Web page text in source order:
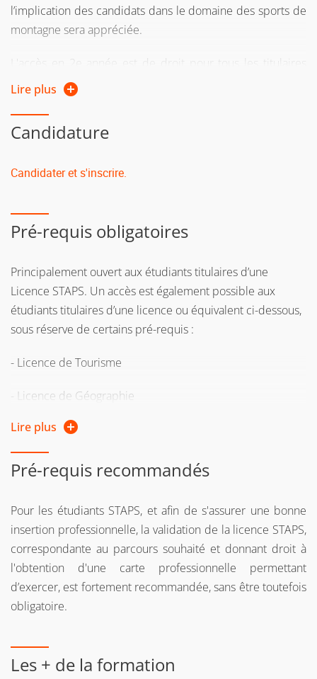
l’implication des candidats dans le domaine des sports de
montagne sera appréciée.
L'accès en 2e année est de droit pour tous les titulaires
d'un master 1re année de la même mention à l'UGA.
Public formation continue : Vous relevez de la formation
continue :
si vous reprenez vos études après 2 ans d'interruption
ou si vous suiviez une formation sous le régime
formation continue l’une des 2 années précédentes
indépendant
Si vous n'avez pas le diplôme requis pour intégrer la
formation,vous pouvez entreprendre une démarche
(VAPP)
Pour plus d'informations, consultez la page web de la
Lire plus
Candidature
Candidater et s'inscrire.
Pré-requis obligatoires
Principalement ouvert aux étudiants titulaires d’une
Licence STAPS. Un accès est également possible aux
étudiants titulaires d’une licence ou équivalent ci-dessous,
sous réserve de certains pré-requis :
- Licence de Tourisme
- Licence de Géographie
- Licence en Management-Gestion
Pour les candidats non-STAPS, une expérience pratique et
théorique dans le domaine des activités physiques, du
nécessaire.
Nécessité d'un bon niveau de langue française (niveau C1
certifié)
Les candidats doivent être dans le 1er quartile en termes
leurs pays d'origine.
Lire plus
Pré-requis recommandés
Pour les étudiants STAPS, et afin de s'assurer une bonne
insertion professionnelle, la validation de la licence STAPS,
correspondante au parcours souhaité et donnant droit à
l'obtention d'une carte professionnelle permettant
d’exercer, est fortement recommandée, sans être toutefois
obligatoire.
Les + de la formation